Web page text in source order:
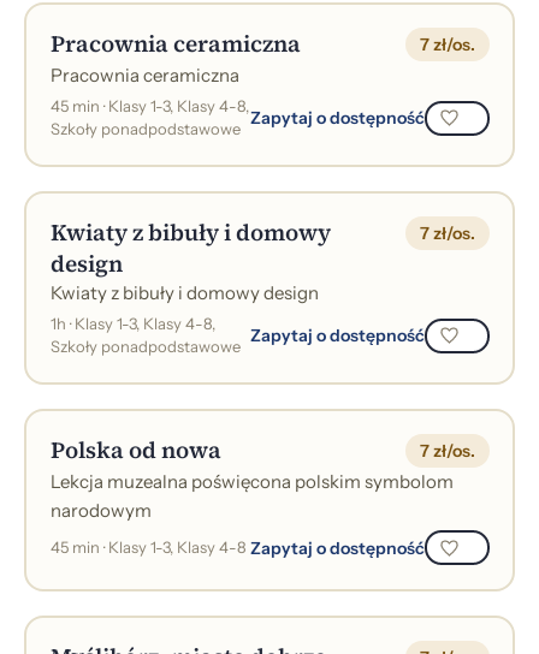
Pracownia ceramiczna 7 zł/os.
Pracownia ceramiczna
45 min · Klasy 1-3, Klasy 4-8,
Szkoły ponadpodstawowe Zapytaj o dostępność
Kwiaty z bibuły i domowy
design
7 zł/os.
Kwiaty z bibuły i domowy design
1h · Klasy 1-3, Klasy 4-8,
Szkoły ponadpodstawowe Zapytaj o dostępność
Polska od nowa 7 zł/os.
Lekcja muzealna poświęcona polskim symbolom
narodowym
45 min · Klasy 1-3, Klasy 4-8 Zapytaj o dostępność